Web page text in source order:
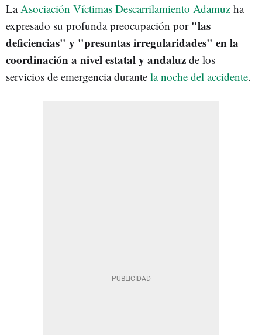
La Asociación Víctimas Descarrilamiento Adamuz ha
expresado su profunda preocupación por "las
deficiencias" y "presuntas irregularidades" en la
coordinación a nivel estatal y andaluz de los
servicios de emergencia durante la noche del accidente.